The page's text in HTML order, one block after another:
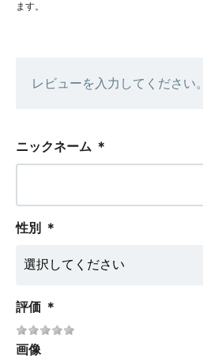
ます。
レビューを入力してください。
ニックネーム ＊
性別 ＊
評価 ＊
画像